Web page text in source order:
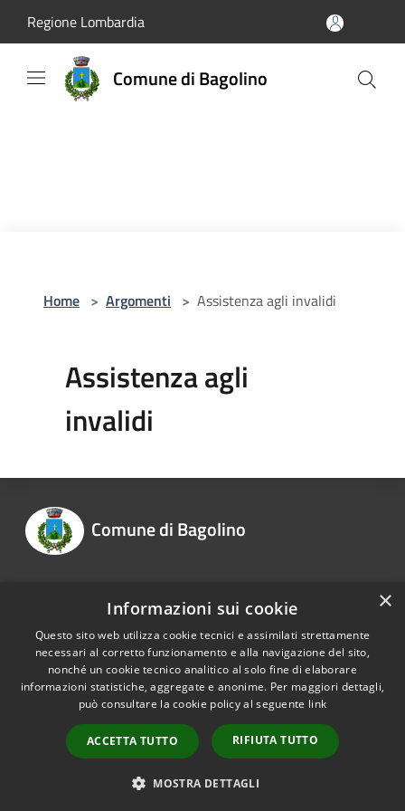
Regione Lombardia
Comune di Bagolino
Home > Argomenti > Assistenza agli invalidi
Assistenza agli
invalidi
Comune di Bagolino
Recapiti e contatti
RSS
Accessibilità
Copyright © 2026 • Comune di
Municipium•
Accesso
redazione
×
Informazioni sui cookie
Questo sito web utilizza cookie tecnici e assimilati strettamente
necessari al corretto funzionamento e alla navigazione del sito,
nonché un cookie tecnico analitico al solo fine di elaborare
informazioni statistiche, aggregate e anonime. Per maggiori dettagli,
può consultare la cookie policy al seguente link
ACCETTA TUTTO RIFIUTA TUTTO
MOSTRA DETTAGLI